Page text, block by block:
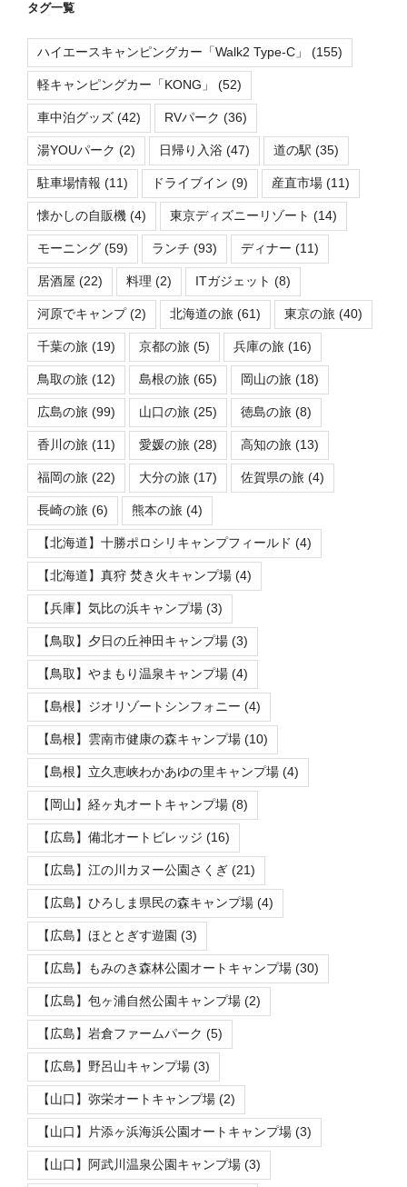
タグ一覧
ハイエースキャンピングカー「Walk2 Type-C」 (155)
軽キャンピングカー「KONG」 (52)
車中泊グッズ (42) RVパーク (36)
湯YOUパーク (2) 日帰り入浴 (47) 道の駅 (35)
駐車場情報 (11) ドライブイン (9) 産直市場 (11)
懐かしの自販機 (4) 東京ディズニーリゾート (14)
モーニング (59) ランチ (93) ディナー (11)
居酒屋 (22) 料理 (2) ITガジェット (8)
河原でキャンプ(2) 北海道の旅 (61) 東京の旅 (40)
千葉の旅 (19) 京都の旅 (5) 兵庫の旅 (16)
鳥取の旅 (12) 島根の旅 (65) 岡山の旅 (18)
広島の旅 (99) 山口の旅 (25) 徳島の旅 (8)
香川の旅 (11) 愛媛の旅 (28) 高知の旅 (13)
福岡の旅 (22) 大分の旅 (17) 佐賀県の旅 (4)
長崎の旅 (6) 熊本の旅 (4)
【北海道】十勝ポロシリキャンプフィールド (4)
【北海道】真狩 焚き火キャンプ場 (4)
【兵庫】気比の浜キャンプ場 (3)
【鳥取】夕日の丘神田キャンプ場 (3)
【鳥取】やまもり温泉キャンプ場 (4)
【島根】ジオリゾートシンフォニー (4)
【島根】雲南市健康の森キャンプ場 (10)
【島根】立久恵峡わかあゆの里キャンプ場 (4)
【岡山】経ヶ丸オートキャンプ場 (8)
【広島】備北オートビレッジ (16)
【広島】江の川カヌー公園さくぎ (21)
【広島】ひろしま県民の森キャンプ場 (4)
【広島】ほととぎす遊園 (3)
【広島】もみのき森林公園オートキャンプ場 (30)
【広島】包ヶ浦自然公園キャンプ場 (2)
【広島】岩倉ファームパーク (5)
【広島】野呂山キャンプ場 (3)
【山口】弥栄オートキャンプ場 (2)
【山口】片添ヶ浜海浜公園オートキャンプ場 (3)
【山口】阿武川温泉公園キャンプ場 (3)